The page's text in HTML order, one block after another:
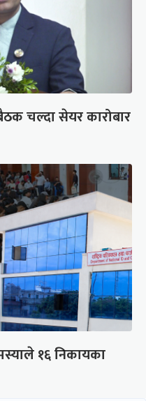
चल्दा सेयर कारोबार
१६ निकायका